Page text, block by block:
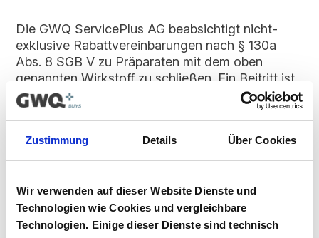
Zustimmung Details Über Cookies
Wir verwenden auf dieser Website Dienste und
Technologien wie Cookies und vergleichbare
Technologien. Einige dieser Dienste sind technisch
Die GWQ ServicePlus AG beabsichtigt nicht-
exklusive Rabattvereinbarungen nach § 130a
Abs. 8 SGB V zu Präparaten mit dem oben
genannten Wirkstoff zu schließen. Ein Beitritt ist
für alle Marktteilnehmer möglich, solange dieser
Vertrag im Vergabeportal gelistet ist.
Vertragsunterlagen
Vertragsunterlagen einzusehen und
herunterzuladen. Sie haben noch kein
Benutzerkonto? Dann können Sie sich hier